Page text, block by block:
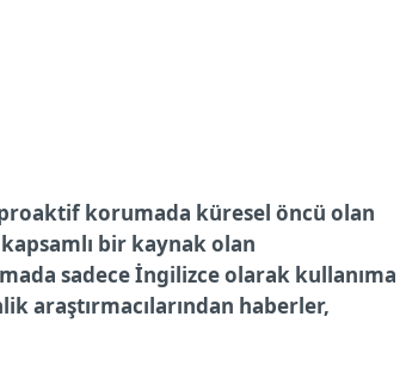
proaktif korumada küresel öncü olan
bir kaynak olan
sadece İngilizce olarak kullanıma
araştırmacılarından haberler,